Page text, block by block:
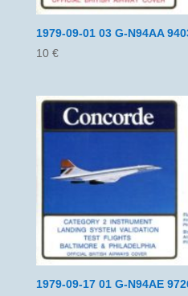
1979-09-01 03 G-N94AA
10 €
1979-09-17 01 G-N94AE